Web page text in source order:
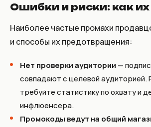
Ошибки и риски: как
Наиболее частые промахи
и способы их предотвращения:
Нет проверки аудитории —
совпадают с целевой аудиторией.
требуйте статистику по охвату и
инфлюенсера.
Промокоды ведут на общий